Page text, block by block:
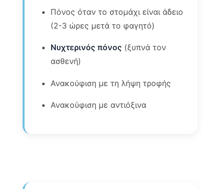
Πόνος όταν το στομάχι είναι άδειο
(2-3 ώρες μετά το φαγητό)
Νυχτερινός πόνος (ξυπνά τον
ασθενή)
Ανακούφιση με τη λήψη τροφής
Ανακούφιση με αντιόξινα